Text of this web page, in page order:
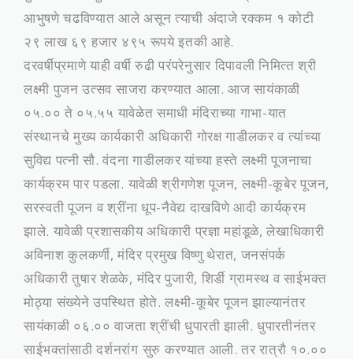
आभुषणे चढविण्‍यात आले असून त्‍याची अंदाजे रक्‍कम १ कोटी
२९ लाख ६९ हजार ४९५ रूपये इतकी आहे.
दरवर्षीप्रमाणे याही वर्षी रुढी परंपरेनुसार दिपावली निमित्‍त श्री
लक्ष्‍मी पुजन उत्‍सव साजरा करण्‍यात आला. आज सायंकाळी
०५.०० ते ०५.५५ यावेळेत समाधी मंदिराच्‍या गाभा-यात
संस्‍थानचे मुख्‍य कार्यकारी अधिकारी गोरक्ष गाडीलकर व त्‍यांच्‍या
सुविद्य पत्‍नी सौ. वंदना गाडीलकर यांच्‍या हस्‍ते लक्ष्‍मी पूजनाचा
कार्यक्रम पार पडला. यावेळी श्रीगणेश पूजन, लक्ष्‍मी-कूबेर पूजन,
सरस्‍वती पूजन व श्रींना धूप-नैवेद्य दाखविणे आदी कार्यक्रम
झाले. यावेळी प्रशासकीय अधिकारी प्रज्ञा महांडूळे, लेखाधिकारी
अविनाश कुलकर्णी, मंदिर प्रमुख विष्‍णु थेरात, जनसंपर्क
अधिकारी तुषार शेळके, मंदिर पुजारी, शिर्डी ग्रामस्‍थ व साईभक्‍त
मोठ्या संख्‍येने उपस्थित होते. लक्ष्‍मी-कूबेर पूजन झाल्‍यानंतर
सायंकाळी ०६.०० वाजता श्रींची धुपारती झाली. धुपारतीनंतर
साईभक्‍तांसाठी दर्शनरांग सुरु करण्‍यात आली. तर रात्रौ १०.००